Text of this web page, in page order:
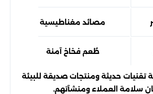
مصائد مغناطيسية
طُعم فخاخ آمنة
تقنيات حديثة ومنتجات صديقة للبيئة
سلامة العملاء ومنشآتهم.